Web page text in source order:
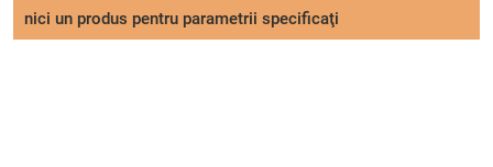
nici un produs pentru parametrii specificaţi